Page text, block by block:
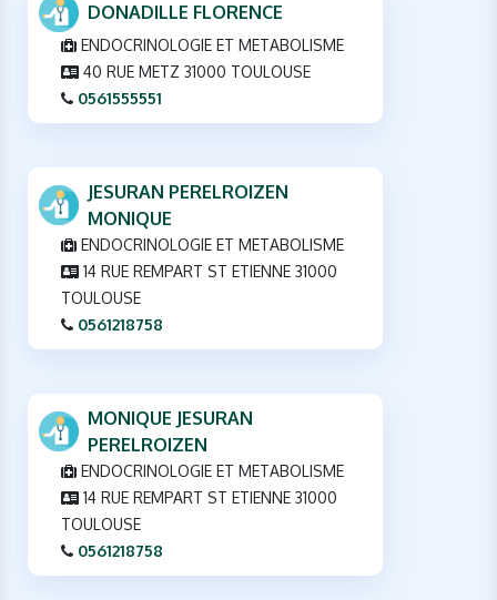
DONADILLE FLORENCE
ENDOCRINOLOGIE ET METABOLISME
40 RUE METZ 31000 TOULOUSE
0561555551
JESURAN PERELROIZEN
MONIQUE
ENDOCRINOLOGIE ET METABOLISME
14 RUE REMPART ST ETIENNE 31000
TOULOUSE
0561218758
MONIQUE JESURAN
PERELROIZEN
ENDOCRINOLOGIE ET METABOLISME
14 RUE REMPART ST ETIENNE 31000
TOULOUSE
0561218758